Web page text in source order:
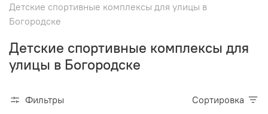
Детские спортивные комплексы для улицы в
Богородске
Детские спортивные комплексы для
улицы в Богородске
Фильтры Сортировка